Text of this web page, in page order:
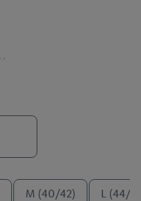
M (40/42) L (44/